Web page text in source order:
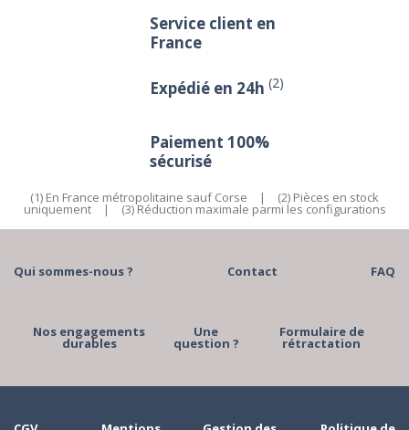
Service client en
France
Expédié en 24h (2)
Paiement 100%
sécurisé
(1) En France métropolitaine sauf Corse | (2) Pièces en stock
uniquement | (3) Réduction maximale parmi les configurations
Qui sommes-nous ? Contact FAQ
Nos engagements
durables
Une
question ?
Formulaire de
rétractation